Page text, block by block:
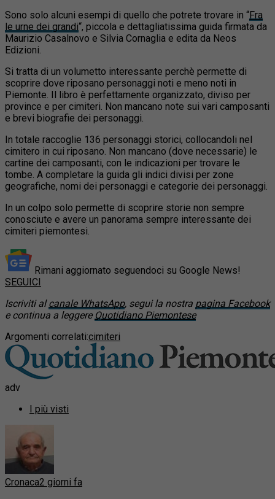
Sono solo alcuni esempi di quello che potrete trovare in “Fra
le urne dei grandi“, piccola e dettagliatissima guida firmata da
Maurizio Casalnovo e Silvia Cornaglia e edita da Neos
Edizioni.
Si tratta di un volumetto interessante perchè permette di
scoprire dove riposano personaggi noti e meno noti in
Piemonte. Il libro è perfettamente organizzato, diviso per
province e per cimiteri. Non mancano note sui vari camposanti
e brevi biografie dei personaggi.
In totale raccoglie 136 personaggi storici, collocandoli nel
cimitero in cui riposano. Non mancano (dove necessarie) le
cartine dei camposanti, con le indicazioni per trovare le
tombe. A completare la guida gli indici divisi per zone
geografiche, nomi dei personaggi e categorie dei personaggi.
In un colpo solo permette di scoprire storie non sempre
conosciute e avere un panorama sempre interessante dei
cimiteri piemontesi.
Rimani aggiornato seguendoci su Google News!
SEGUICI
Iscriviti alcanale WhatsApp, segui la nostra pagina Facebook
e continua a leggere Quotidiano Piemontese
Argomenti correlati:cimiteri
adv
I più visti
Cronaca2 giorni fa